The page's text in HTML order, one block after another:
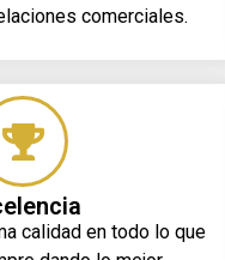
comerciales.
calidad en todo lo que